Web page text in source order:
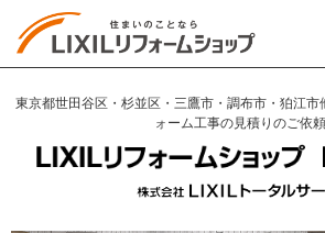
東京都世田谷区・杉並区・三鷹市・調布市・狛江市
ォーム工事の見積りのご依